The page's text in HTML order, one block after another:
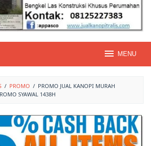
MENU
/ PROMO / PROMO JUAL KANOPI MURAH
SYAWAL 1438H